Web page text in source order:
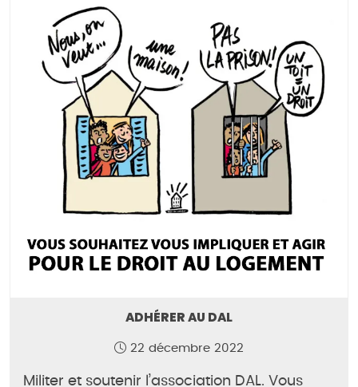
ADHÉRER AU DAL
22 décembre 2022
Militer et soutenir l’association DAL. Vous